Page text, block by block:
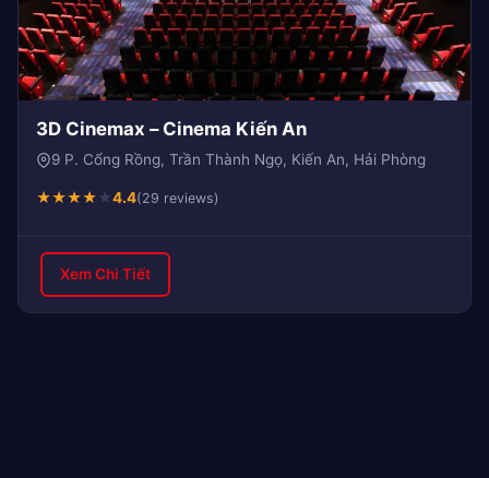
3D Cinemax – Cinema Kiến An
9 P. Cổng Rồng, Trần Thành Ngọ, Kiến An, Hải Phòng
★★★★★4.4(29 reviews)
Xem Chi Tiết